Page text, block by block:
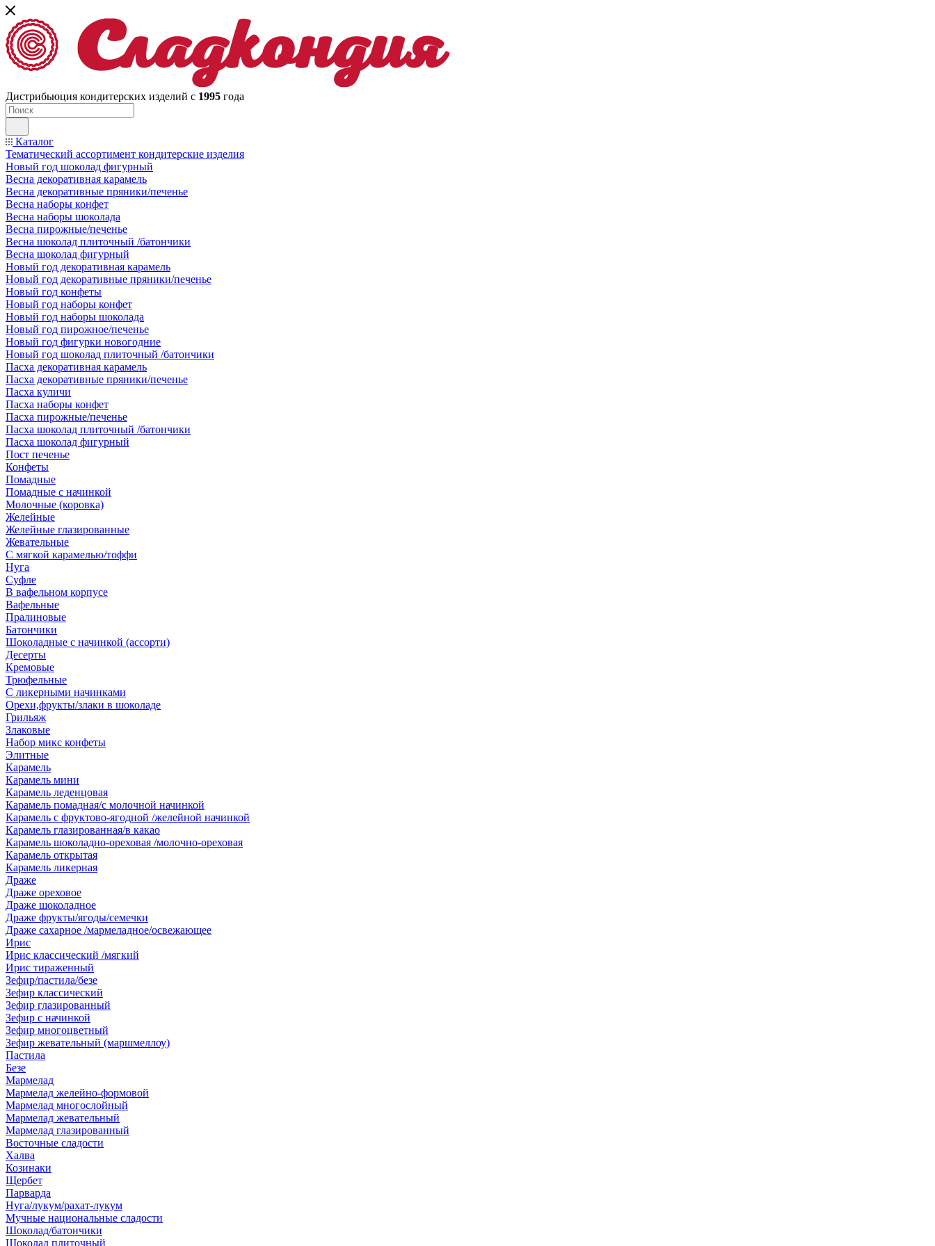
Дистрибьюция кондитерских изделий с 1995 года
Каталог
Тематический ассортимент кондитерские изделия
Новый год шоколад фигурный
Весна декоративная карамель
Весна декоративные пряники/печенье
Весна наборы конфет
Весна наборы шоколада
Весна пирожные/печенье
Весна шоколад плиточный /батончики
Весна шоколад фигурный
Новый год декоративная карамель
Новый год декоративные пряники/печенье
Новый год конфеты
Новый год наборы конфет
Новый год наборы шоколада
Новый год пирожное/печенье
Новый год фигурки новогодние
Новый год шоколад плиточный /батончики
Пасха декоративная карамель
Пасха декоративные пряники/печенье
Пасха куличи
Пасха наборы конфет
Пасха пирожные/печенье
Пасха шоколад плиточный /батончики
Пасха шоколад фигурный
Пост печенье
Конфеты
Помадные
Помадные с начинкой
Молочные (коровка)
Желейные
Желейные глазированные
Жевательные
С мягкой карамелью/тоффи
Нуга
Суфле
В вафельном корпусе
Вафельные
Пралиновые
Батончики
Шоколадные с начинкой (ассорти)
Десерты
Кремовые
Трюфельные
С ликерными начинками
Орехи,фрукты/злаки в шоколаде
Грильяж
Злаковые
Набор микс конфеты
Элитные
Карамель
Карамель мини
Карамель леденцовая
Карамель помадная/с молочной начинкой
Карамель с фруктово-ягодной /желейной начинкой
Карамель глазированная/в какао
Карамель шоколадно-ореховая /молочно-ореховая
Карамель открытая
Карамель ликерная
Драже
Драже ореховое
Драже шоколадное
Драже фрукты/ягоды/семечки
Драже сахарное /мармеладное/освежающее
Ирис
Ирис классический /мягкий
Ирис тираженный
Зефир/пастила/безе
Зефир классический
Зефир глазированный
Зефир с начинкой
Зефир многоцветный
Зефир жевательный (маршмеллоу)
Пастила
Безе
Мармелад
Мармелад желейно-формовой
Мармелад многослойный
Мармелад жевательный
Мармелад глазированный
Восточные сладости
Халва
Козинаки
Щербет
Парварда
Нуга/лукум/рахат-лукум
Мучные национальные сладости
Шоколад/батончики
Шоколад плиточный